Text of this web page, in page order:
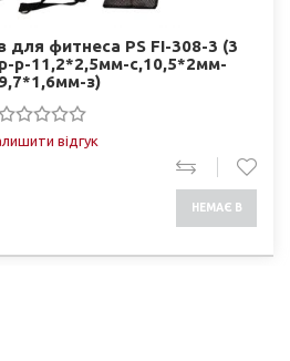
для фитнеса PS FI-308-3 (3
р-11,2*2,5мм-с,10,5*2мм-
з)
відгук
НЕМАЄ В